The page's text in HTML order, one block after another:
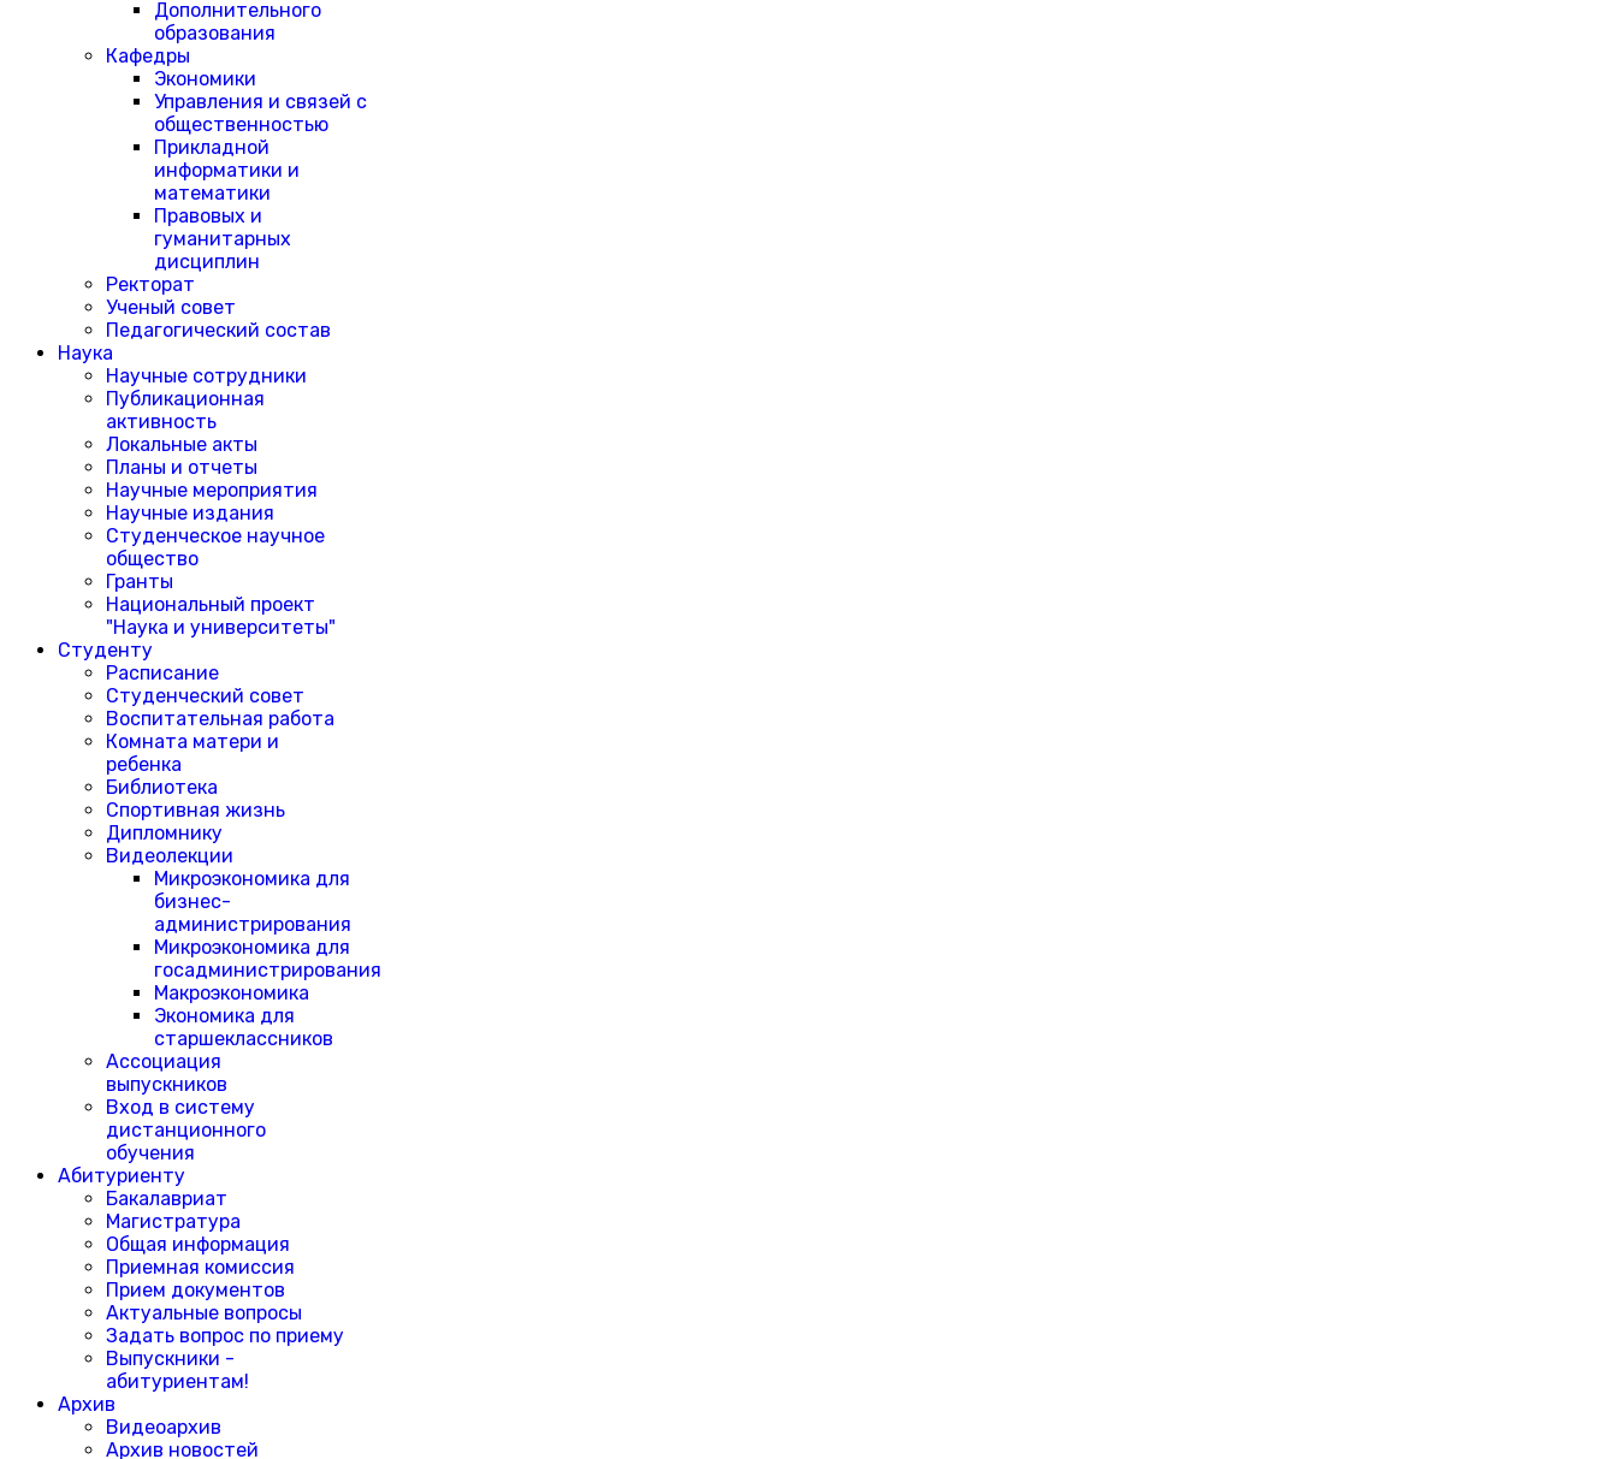
Дополнительного
образования
Кафедры
Экономики
Управления и связей с
общественностью
Прикладной
информатики и
математики
Правовых и
гуманитарных
дисциплин
Ректорат
Ученый совет
Педагогический состав
Наука
Научные сотрудники
Публикационная
активность
Локальные акты
Планы и отчеты
Научные мероприятия
Научные издания
Студенческое научное
общество
Гранты
Национальный проект
"Наука и университеты"
Студенту
Расписание
Студенческий совет
Воспитательная работа
Комната матери и
ребенка
Библиотека
Спортивная жизнь
Дипломнику
Видеолекции
Микроэкономика для
бизнес-
администрирования
Микроэкономика для
госадминистрирования
Макроэкономика
Экономика для
старшеклассников
Ассоциация
выпускников
Вход в систему
дистанционного
обучения
Абитуриенту
Бакалавриат
Магистратура
Общая информация
Приемная комиссия
Прием документов
Актуальные вопросы
Задать вопрос по приему
Выпускники -
абитуриентам!
Архив
Видеоархив
Архив новостей